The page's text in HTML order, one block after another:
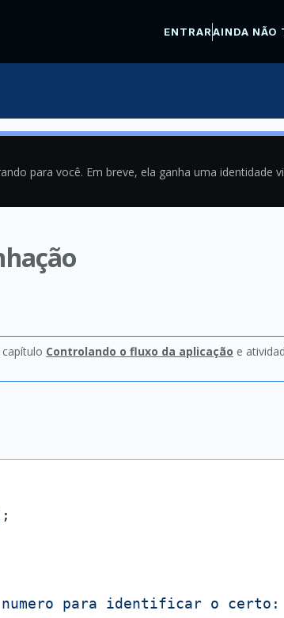
ENTRARAINDA NÃO
para você. Em breve, ela ganha uma identidade
Controlando o fluxo da aplicação e
numero para identificar o